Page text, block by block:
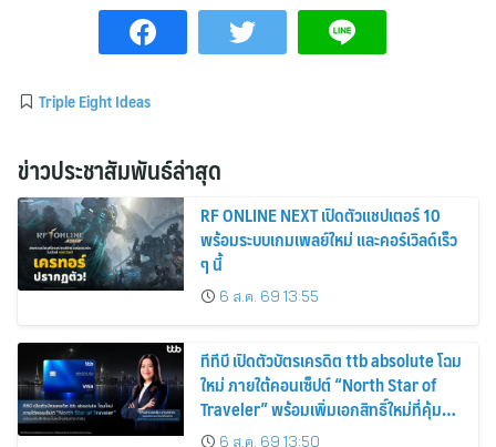
Triple Eight Ideas
ข่าวประชาสัมพันธ์ล่าสุด
RF ONLINE NEXT เปิดตัวแชปเตอร์ 10
พร้อมระบบเกมเพลย์ใหม่ และคอร์เวิลด์เร็ว
ๆ นี้
6 ส.ค. 69 13:55
ทีทีบี เปิดตัวบัตรเครดิต ttb absolute โฉม
ใหม่ ภายใต้คอนเซ็ปต์ “North Star of
Traveler” พร้อมเพิ่มเอกสิทธิ์ใหม่ที่คุ้มค่า
กว่าเดิม
6 ส.ค. 69 13:50